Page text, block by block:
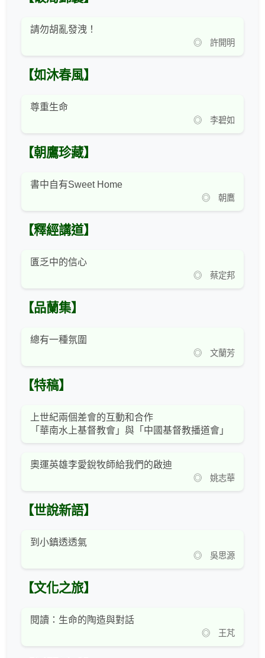
請勿胡亂發洩！
◎ 許開明
【如沐春風】
尊重生命
◎ 李碧如
【朝鷹珍藏】
書中自有Sweet Home
◎ 朝鷹
【釋經講道】
匱乏中的信心
◎ 蔡定邦
【品蘭集】
總有一種氛圍
◎ 文蘭芳
【特稿】
上世紀兩個差會的互動和合作
「華南水上基督教會」與「中國基督教播道會」
奧運英雄李愛銳牧師給我們的啟迪
◎ 姚志華
【世說新語】
到小鎮透透氣
◎ 吳思源
【文化之旅】
閱讀：生命的陶造與對話
◎ 王芃